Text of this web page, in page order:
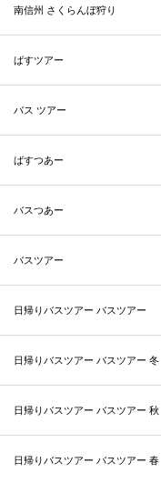
南信州 さくらんぼ狩り
ばすツアー
バス ツアー
ばすつあー
バスつあー
バスツアー
日帰りバスツアー バスツアー
日帰りバスツアー バスツアー 冬
日帰りバスツアー バスツアー 秋
日帰りバスツアー バスツアー 春